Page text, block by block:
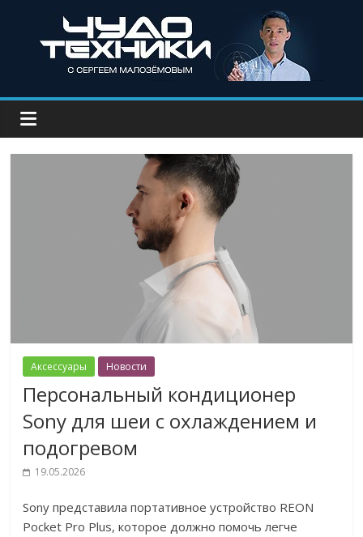
Аксессуары Новости
Персональный кондиционер
Sony для шеи с охлаждением и
подогревом
19.05.2026
Sony представила портативное устройство REON
Pocket Pro Plus, которое должно помочь легче